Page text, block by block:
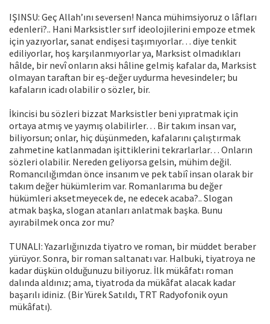
IŞINSU: Geç Allah’ını seversen! Nanca mühimsiyoruz o lâfları
eden­leri?.. Hani Marksistler sırf ideolojilerini empoze etmek
için yazıyorlar, sa­nat endişesi taşımıyorlar… diye tenkit
ediliyorlar, hoş karşılanmıyorlar ya, Marksist olmadıkları
hâlde, bir nevî onların aksi hâline gelmiş kafalar da, Marksist
olmayan taraftan bir eş-değer uydurma hevesindeler; bu
kafaların icadı olabilir o sözler, bir.
İkincisi bu sözleri bizzat Marksistler beni yıprat­mak için
ortaya atmış ve yaymış olabilirler… Bir takım insan var,
biliyorsun; onlar, hiç düşünmeden, kafalarını çalıştırmak
zahmetine katlanmadan işit­tiklerini tekrarlarlar… Onların
sözleri olabilir. Nereden geliyorsa gelsin, mü­him değil.
Romancılığımdan önce insanım ve pek tabiî insan olarak bir
ta­kım değer hükümlerim var. Romanlarıma bu değer
hükümleri aksetmeye­cek de, ne edecek acaba?.. Slogan
atmak başka, slogan atanları anlatmak başka. Bunu
ayırabilmek onca zor mu?
TUNALI: Yazarlığınızda tiyatro ve roman, bir müddet beraber
yürüyor. Sonra, bir roman saltanatı var. Halbuki, tiyatroya ne
kadar düşkün olduğunuzu bili­yoruz. İlk mükâfatı roman
dalında aldınız; ama, tiyatroda da mükâfat alacak kadar
başarılı idiniz. (Bir Yürek Satıldı, TRT Radyofonik oyun
mükâfatı).